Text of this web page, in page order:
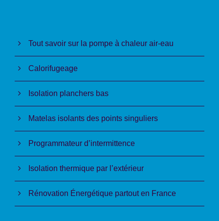
Tout savoir sur la pompe à chaleur air-eau
Calorifugeage
Isolation planchers bas
Matelas isolants des points singuliers
Programmateur d’intermittence
Isolation thermique par l’extérieur
Rénovation Énergétique partout en France